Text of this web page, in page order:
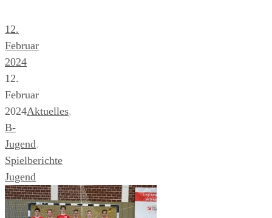
12.
Februar
2024
12.
Februar
2024Aktuelles,
B-
Jugend,
Spielberichte
Jugend